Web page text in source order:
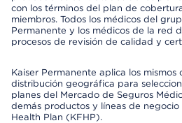
con los términos del plan de
miembros. Todos los médicos del
Permanente y los médicos de la red
procesos de revisión de calidad y
Kaiser Permanente aplica los mismos
distribución geográfica para
planes del Mercado de Seguros
demás productos y líneas de
Health Plan (KFHP).